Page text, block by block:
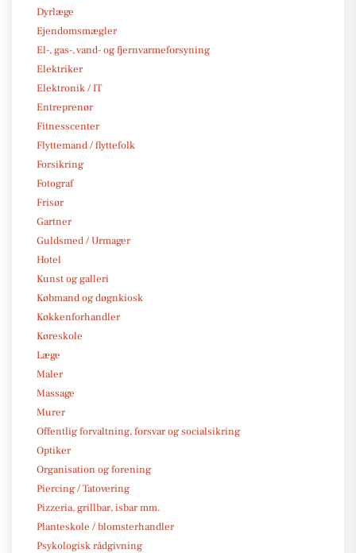
Dyrlæge
Ejendomsmægler
El-, gas-, vand- og fjernvarmeforsyning
Elektriker
Elektronik / IT
Entreprenør
Fitnesscenter
Flyttemand / flyttefolk
Forsikring
Fotograf
Frisør
Gartner
Guldsmed / Urmager
Hotel
Kunst og galleri
Købmand og døgnkiosk
Køkkenforhandler
Køreskole
Læge
Maler
Massage
Murer
Offentlig forvaltning, forsvar og socialsikring
Optiker
Organisation og forening
Piercing / Tatovering
Pizzeria, grillbar, isbar mm.
Planteskole / blomsterhandler
Psykologisk rådgivning